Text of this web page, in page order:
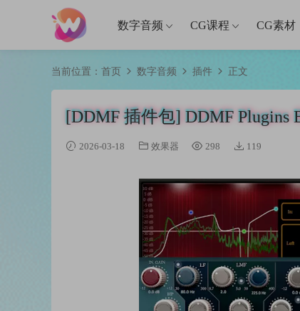
数字音频 CG课程 CG素材
当前位置： 首页 数字音频 插件 正文
[DDMF 插件包] DDMF Plugins
2026-03-18 效果器 298 119